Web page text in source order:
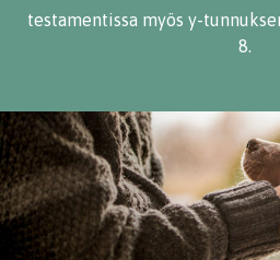
testamentissa myös y-
8.